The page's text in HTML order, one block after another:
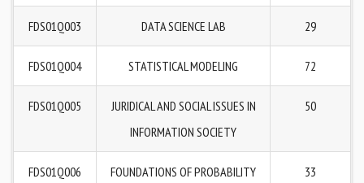
FDS01Q003 DATA SCIENCE LAB 29
FDS01Q004 STATISTICAL MODELING 72
FDS01Q005
JURIDICAL AND SOCIAL ISSUES IN
INFORMATION SOCIETY
50
FDS01Q006
FOUNDATIONS OF PROBABILITY
33